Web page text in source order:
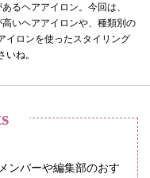
るヘアアイロン。今回は、
いヘアアイロンや、種類別の
イロンを使ったスタイリング
ね。
ンバーや編集部のおす